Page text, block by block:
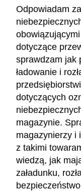
Odpowiadam
dotyczące
sprawdzam jak
ładowanie i
dotyczących
magazynie.
magazynierzy i
z takimi
wiedzą, jak
załadunku,